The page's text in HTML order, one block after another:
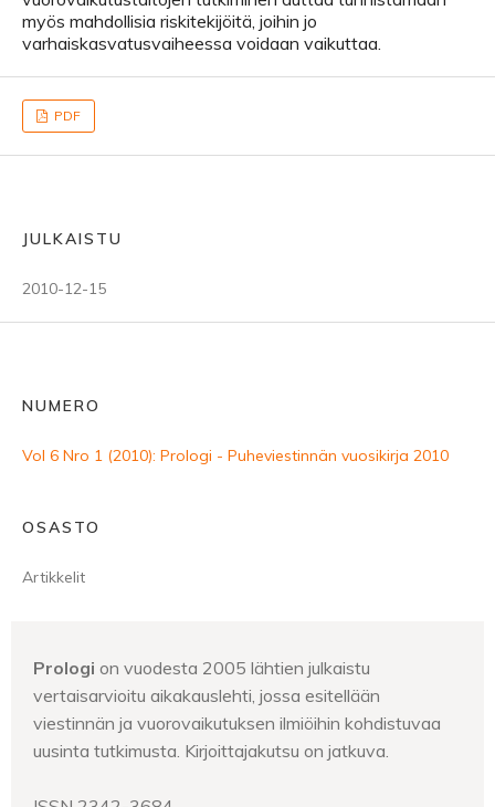
myös mahdollisia riskitekijöitä, joihin jo
varhaiskasvatusvaiheessa voidaan vaikuttaa.
PDF
JULKAISTU
2010-12-15
NUMERO
Vol 6 Nro 1 (2010): Prologi - Puheviestinnän vuosikirja 2010
OSASTO
Artikkelit
Prologi on vuodesta 2005 lähtien julkaistu
vertaisarvioitu aikakauslehti, jossa esitellään
viestinnän ja vuorovaikutuksen ilmiöihin kohdistuvaa
uusinta tutkimusta. Kirjoittajakutsu on jatkuva.